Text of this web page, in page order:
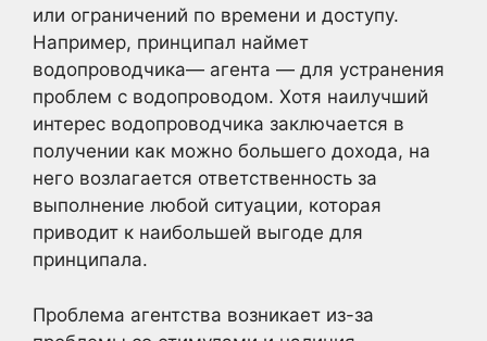
или ограничений по времени и доступу.
Например, принципал наймет
водопроводчика— агента — для устранения
проблем с водопроводом. Хотя наилучший
интерес водопроводчика заключается в
получении как можно большего дохода, на
него возлагается ответственность за
выполнение любой ситуации, которая
приводит к наибольшей выгоде для
принципала.
Проблема агентства возникает из-за